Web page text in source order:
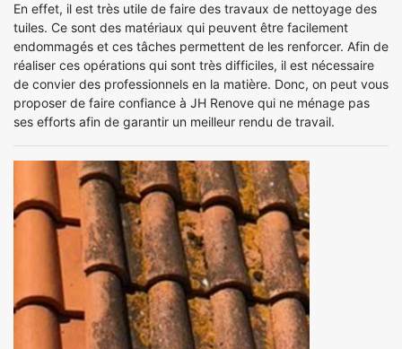
En effet, il est très utile de faire des travaux de nettoyage des
tuiles. Ce sont des matériaux qui peuvent être facilement
endommagés et ces tâches permettent de les renforcer. Afin de
réaliser ces opérations qui sont très difficiles, il est nécessaire
de convier des professionnels en la matière. Donc, on peut vous
proposer de faire confiance à JH Renove qui ne ménage pas
ses efforts afin de garantir un meilleur rendu de travail.